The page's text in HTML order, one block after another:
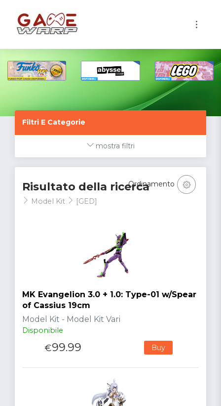
Filtri E Categorie
mostra filtri
Risultato della ricerca
Model Kit [GED]
Ordinamento
MK Evangelion 3.0 + 1.0: Type-01 w/Spear
of Cassius 19cm
Model Kit - Model Kit Vari
Disponibile
€99.99 Buy